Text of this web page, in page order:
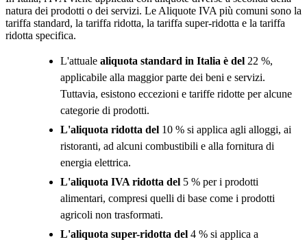
natura dei prodotti o dei servizi. Le Aliquote IVA più comuni sono la
tariffa standard, la tariffa ridotta, la tariffa super-ridotta e la tariffa
ridotta specifica.
L'attuale aliquota standard in Italia è del 22 %,
applicabile alla maggior parte dei beni e servizi.
Tuttavia, esistono eccezioni e tariffe ridotte per alcune
categorie di prodotti.
L'aliquota ridotta del 10 % si applica agli alloggi, ai
ristoranti, ad alcuni combustibili e alla fornitura di
energia elettrica.
L'aliquota IVA ridotta del 5 % per i prodotti
alimentari, compresi quelli di base come i prodotti
agricoli non trasformati.
L'aliquota super-ridotta del 4 % si applica a